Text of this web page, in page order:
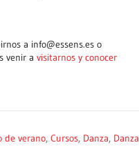
a info@essens.es o
venir a visitarnos y conocer
de verano, Cursos, Danza, Danza